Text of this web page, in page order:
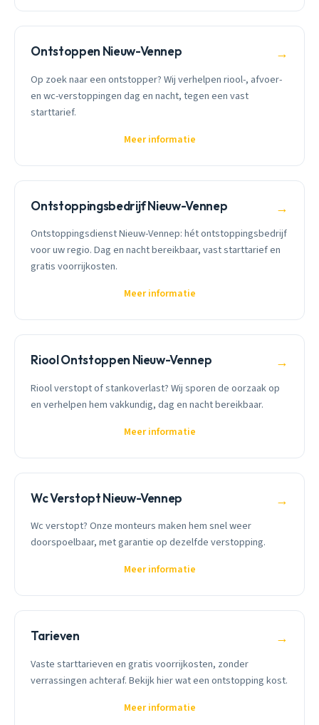
Ontstoppen Nieuw-Vennep →
Op zoek naar een ontstopper? Wij verhelpen riool-, afvoer-
en wc-verstoppingen dag en nacht, tegen een vast
starttarief.
Meer informatie
Ontstoppingsbedrijf Nieuw-Vennep →
Ontstoppingsdienst Nieuw-Vennep: hét ontstoppingsbedrijf
voor uw regio. Dag en nacht bereikbaar, vast starttarief en
gratis voorrijkosten.
Meer informatie
Riool Ontstoppen Nieuw-Vennep →
Riool verstopt of stankoverlast? Wij sporen de oorzaak op
en verhelpen hem vakkundig, dag en nacht bereikbaar.
Meer informatie
Wc Verstopt Nieuw-Vennep →
Wc verstopt? Onze monteurs maken hem snel weer
doorspoelbaar, met garantie op dezelfde verstopping.
Meer informatie
Tarieven →
Vaste starttarieven en gratis voorrijkosten, zonder
verrassingen achteraf. Bekijk hier wat een ontstopping kost.
Meer informatie